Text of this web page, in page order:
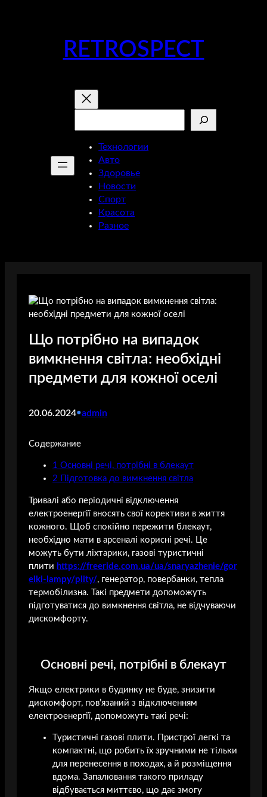
RETROSPECT
Технологии
Авто
Здоровье
Новости
Спорт
Красота
Разное
Що потрібно на випадок
вимкнення світла: необхідні
предмети для кожної оселі
20.06.2024•admin
Содержание
1 Основні речі, потрібні в блекаут
2 Підготовка до вимкнення світла
Тривалі або періодичні відключення
електроенергії вносять свої корективи в життя
кожного. Щоб спокійно пережити блекаут,
необхідно мати в арсеналі корисні речі. Це
можуть бути ліхтарики, газові туристичні
плити https://freeride.com.ua/ua/snaryazhenie/gor
elki-lampy/plity/, генератор, повербанки, тепла
термобілизна. Такі предмети допоможуть
підготуватися до вимкнення світла, не відчуваючи
дискомфорту.
Основні речі, потрібні в блекаут
Якщо електрики в будинку не буде, знизити
дискомфорт, пов’язаний з відключенням
електроенергії, допоможуть такі речі:
Туристичні газові плити. Пристрої легкі та
компактні, що робить їх зручними не тільки
для перенесення в походах, а й розміщення
вдома. Запалювання такого приладу
відбувається миттєво, що дає змогу